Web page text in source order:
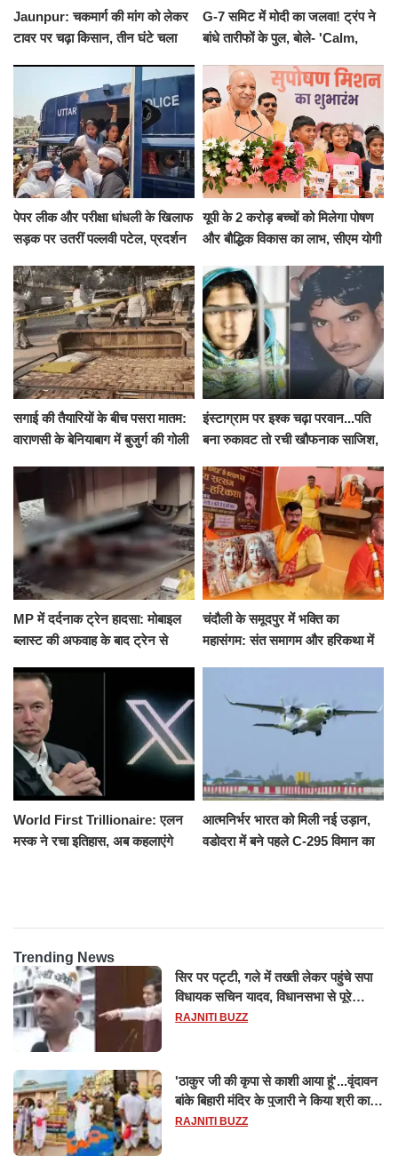
Jaunpur: चकमार्ग की मांग को लेकर
टावर पर चढ़ा किसान, तीन घंटे चला
G-7 समिट में मोदी का जलवा! ट्रंप ने
बांधे तारीफों के पुल, बोले- 'Calm,
पेपर लीक और परीक्षा धांधली के खिलाफ
सड़क पर उतरीं पल्लवी पटेल, प्रदर्शन
यूपी के 2 करोड़ बच्चों को मिलेगा पोषण
और बौद्धिक विकास का लाभ, सीएम योगी
सगाई की तैयारियों के बीच पसरा मातम:
वाराणसी के बेनियाबाग में बुजुर्ग की गोली
इंस्टाग्राम पर इश्क चढ़ा परवान...पति
बना रुकावट तो रची खौफनाक साजिश,
के घाट
MP में दर्दनाक ट्रेन हादसा: मोबाइल
ब्लास्ट की अफवाह के बाद ट्रेन से
रौंदा, 4 की मौत
चंदौली के समूदपुर में भक्ति का
महासंगम: संत समागम और हरिकथा में
World First Trillionaire: एलन
मस्क ने रचा इतिहास, अब कहलाएंगे
आत्मनिर्भर भारत को मिली नई उड़ान,
वडोदरा में बने पहले C-295 विमान का
Trending News
सिर पर पट्टी, गले में तख्ती लेकर पहुंचे सपा
विधायक सचिन यादव, विधानसभा से पूरे
मानसून सत्र के लिए किया गया निलंबित
RAJNITI BUZZ
'ठाकुर जी की कृपा से काशी आया हूं'...वृंदावन
बांके बिहारी मंदिर के पुजारी ने किया श्री काशी
विश्वनाथ का जलाभिषेक
RAJNITI BUZZ